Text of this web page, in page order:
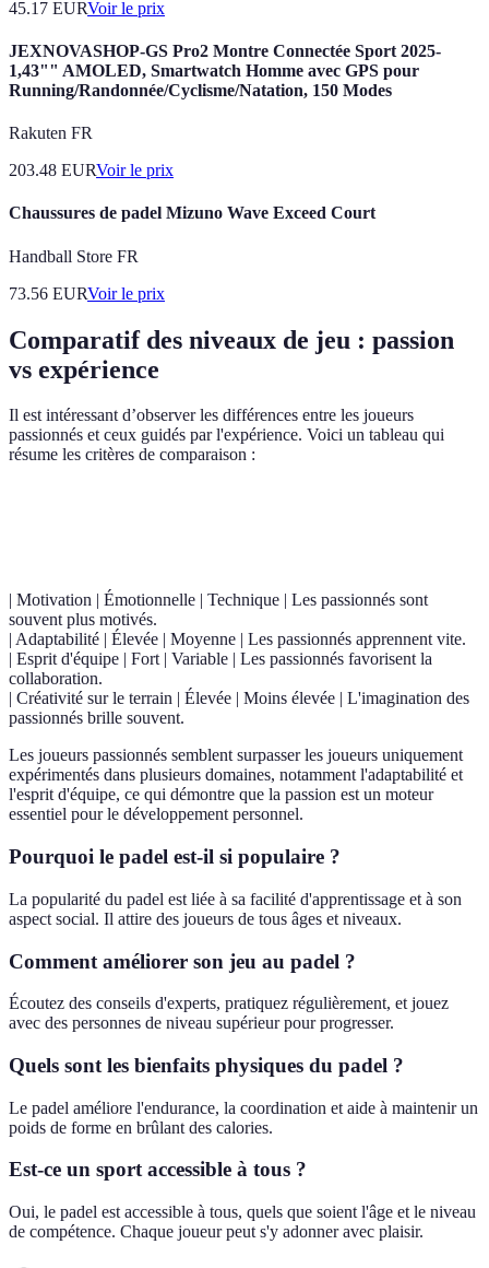
45.17 EURVoir le prix
JEXNOVASHOP-GS Pro2 Montre Connectée Sport 2025-
1,43"" AMOLED, Smartwatch Homme avec GPS pour
Running/Randonnée/Cyclisme/Natation, 150 Modes
Rakuten FR
203.48 EURVoir le prix
Chaussures de padel Mizuno Wave Exceed Court
Handball Store FR
73.56 EURVoir le prix
Comparatif des niveaux de jeu : passion
vs expérience
Il est intéressant d’observer les différences entre les joueurs
passionnés et ceux guidés par l'expérience. Voici un tableau qui
résume les critères de comparaison :
| Motivation | Émotionnelle | Technique | Les passionnés sont
souvent plus motivés.
| Adaptabilité | Élevée | Moyenne | Les passionnés apprennent vite.
| Esprit d'équipe | Fort | Variable | Les passionnés favorisent la
collaboration.
| Créativité sur le terrain | Élevée | Moins élevée | L'imagination des
passionnés brille souvent.
Les joueurs passionnés semblent surpasser les joueurs uniquement
expérimentés dans plusieurs domaines, notamment l'adaptabilité et
l'esprit d'équipe, ce qui démontre que la passion est un moteur
essentiel pour le développement personnel.
Pourquoi le padel est-il si populaire ?
La popularité du padel est liée à sa facilité d'apprentissage et à son
aspect social. Il attire des joueurs de tous âges et niveaux.
Comment améliorer son jeu au padel ?
Écoutez des conseils d'experts, pratiquez régulièrement, et jouez
avec des personnes de niveau supérieur pour progresser.
Quels sont les bienfaits physiques du padel ?
Le padel améliore l'endurance, la coordination et aide à maintenir un
poids de forme en brûlant des calories.
Est-ce un sport accessible à tous ?
Oui, le padel est accessible à tous, quels que soient l'âge et le niveau
de compétence. Chaque joueur peut s'y adonner avec plaisir.